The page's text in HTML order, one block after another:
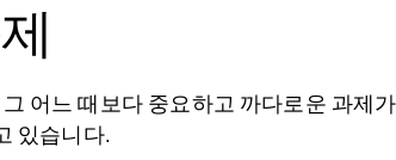
어느 때보다 중요하고 까다로운 과제
있습니다.